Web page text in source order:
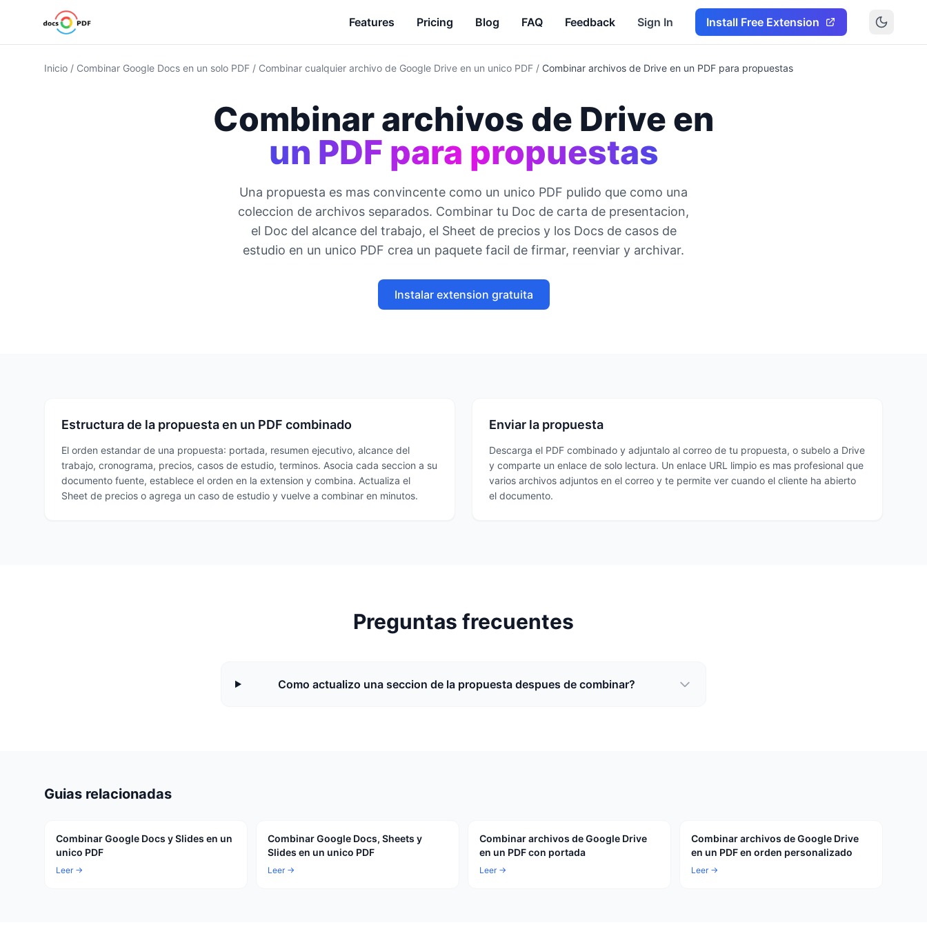
Features Pricing Blog FAQ Feedback Sign In Install Free Extension
Inicio / Combinar Google Docs en un solo PDF / Combinar cualquier archivo de Google Drive en un unico PDF / Combinar archivos de Drive en un PDF para propuestas
Combinar archivos de Drive en
un PDF para propuestas
Una propuesta es mas convincente como un unico PDF pulido que como una
coleccion de archivos separados. Combinar tu Doc de carta de presentacion,
el Doc del alcance del trabajo, el Sheet de precios y los Docs de casos de
estudio en un unico PDF crea un paquete facil de firmar, reenviar y archivar.
Instalar extension gratuita
Estructura de la propuesta en un PDF combinado
El orden estandar de una propuesta: portada, resumen ejecutivo, alcance del
trabajo, cronograma, precios, casos de estudio, terminos. Asocia cada seccion a su
documento fuente, establece el orden en la extension y combina. Actualiza el
Sheet de precios o agrega un caso de estudio y vuelve a combinar en minutos.
Enviar la propuesta
Descarga el PDF combinado y adjuntalo al correo de tu propuesta, o subelo a Drive
y comparte un enlace de solo lectura. Un enlace URL limpio es mas profesional que
varios archivos adjuntos en el correo y te permite ver cuando el cliente ha abierto
el documento.
Preguntas frecuentes
Como actualizo una seccion de la propuesta despues de combinar?
Guias relacionadas
Combinar Google Docs y Slides en un
unico PDF
Leer →
Combinar Google Docs, Sheets y
Slides en un unico PDF
Leer →
Combinar archivos de Google Drive
en un PDF con portada
Leer →
Combinar archivos de Google Drive
en un PDF en orden personalizado
Leer →